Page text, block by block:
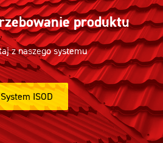
produktu
z naszego systemu
System ISOD